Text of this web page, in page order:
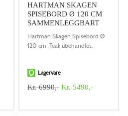
HARTMAN SKAGEN
SPISEBORD Ø 120 CM
SAMMENLEGGBART
Hartman Skagen Spisebord Ø
120 cm Teak ubehandlet..
Lagervare
Kr. 6990,-Kr. 5490,-